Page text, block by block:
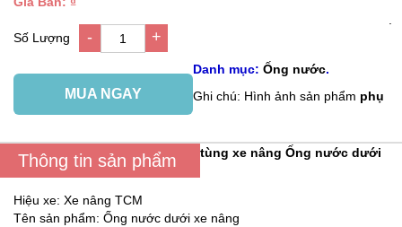
Số Lượng - 1 +
MUA NGAY
Thông tin sản phẩm
Hiệu xe: Xe nâng TCM
Tên sản phẩm: Ống nước dưới xe nâng
.
Danh mục: Ống nước.
Ghi chú: Hình ảnh sản phẩm phụ
tùng xe nâng Ống nước dưới